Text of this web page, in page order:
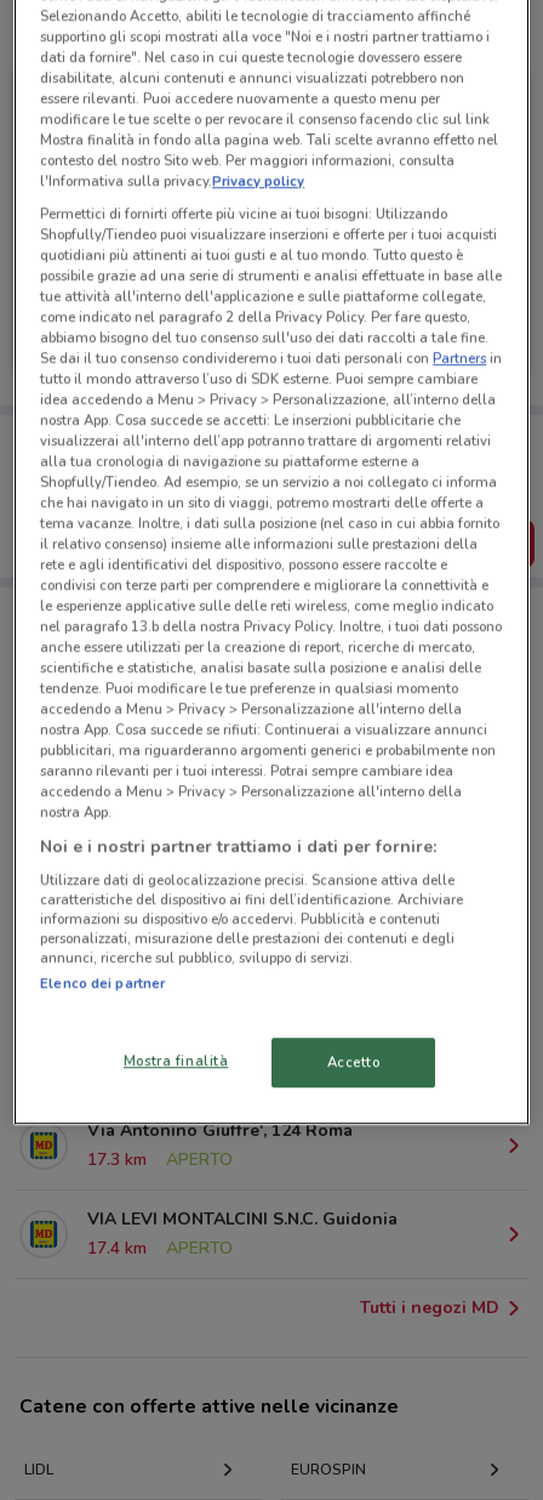
Tutte le promozioni di questo negozio
MD
Scade domani 713 m
Porta DoveConviene sempre con te!
Puoi trovare le migliori offerte dei negozi vicino a te,
salvarle e creare la tua lista del risparmio, comodamente
dal tuo cellulare.
SCARICA L’APP
Negozi MD a Frascati
© MapTiler
6.2 km
APERTO
Via Appia Pignatelli, 296 Roma
12.3 km
Viale Salvo D’Acquisto Velletri
17 km
APERTO
Via Antonino Giuffre', 124 Roma
17.3 km
APERTO
VIA LEVI MONTALCINI S.N.C. Guidonia
17.4 km
APERTO
Tutti i negozi MD
Catene con offerte attive nelle vicinanze
LIDL EUROSPIN
Selezionando Accetto, abiliti le tecnologie di tracciamento affinché
supportino gli scopi mostrati alla voce "Noi e i nostri partner trattiamo i
dati da fornire". Nel caso in cui queste tecnologie dovessero essere
disabilitate, alcuni contenuti e annunci visualizzati potrebbero non
essere rilevanti. Puoi accedere nuovamente a questo menu per
modificare le tue scelte o per revocare il consenso facendo clic sul link
Mostra finalità in fondo alla pagina web. Tali scelte avranno effetto nel
contesto del nostro Sito web. Per maggiori informazioni, consulta
l'Informativa sulla privacy.Privacy policy
Permettici di fornirti offerte più vicine ai tuoi bisogni: Utilizzando
Shopfully/Tiendeo puoi visualizzare inserzioni e offerte per i tuoi acquisti
quotidiani più attinenti ai tuoi gusti e al tuo mondo. Tutto questo è
possibile grazie ad una serie di strumenti e analisi effettuate in base alle
tue attività all'interno dell'applicazione e sulle piattaforme collegate,
come indicato nel paragrafo 2 della Privacy Policy. Per fare questo,
abbiamo bisogno del tuo consenso sull'uso dei dati raccolti a tale fine.
Se dai il tuo consenso condivideremo i tuoi dati personali conPartnersin
tutto il mondo attraverso l’uso di SDK esterne. Puoi sempre cambiare
idea accedendo a Menu > Privacy > Personalizzazione, all’interno della
nostra App. Cosa succede se accetti: Le inserzioni pubblicitarie che
visualizzerai all'interno dell’app potranno trattare di argomenti relativi
alla tua cronologia di navigazione su piattaforme esterne a
Shopfully/Tiendeo. Ad esempio, se un servizio a noi collegato ci informa
che hai navigato in un sito di viaggi, potremo mostrarti delle offerte a
tema vacanze. Inoltre, i dati sulla posizione (nel caso in cui abbia fornito
il relativo consenso) insieme alle informazioni sulle prestazioni della
rete e agli identificativi del dispositivo, possono essere raccolte e
condivisi con terze parti per comprendere e migliorare la connettività e
le esperienze applicative sulle delle reti wireless, come meglio indicato
nel paragrafo 13.b della nostra Privacy Policy. Inoltre, i tuoi dati possono
anche essere utilizzati per la creazione di report, ricerche di mercato,
scientifiche e statistiche, analisi basate sulla posizione e analisi delle
tendenze. Puoi modificare le tue preferenze in qualsiasi momento
accedendo a Menu > Privacy > Personalizzazione all'interno della
nostra App. Cosa succede se rifiuti: Continuerai a visualizzare annunci
pubblicitari, ma riguarderanno argomenti generici e probabilmente non
saranno rilevanti per i tuoi interessi. Potrai sempre cambiare idea
accedendo a Menu > Privacy > Personalizzazione all'interno della
nostra App.
Noi e i nostri partner trattiamo i dati per fornire:
Utilizzare dati di geolocalizzazione precisi. Scansione attiva delle
caratteristiche del dispositivo ai fini dell’identificazione. Archiviare
informazioni su dispositivo e/o accedervi. Pubblicità e contenuti
personalizzati, misurazione delle prestazioni dei contenuti e degli
annunci, ricerche sul pubblico, sviluppo di servizi.
Elenco dei partner
Mostra finalità Accetto